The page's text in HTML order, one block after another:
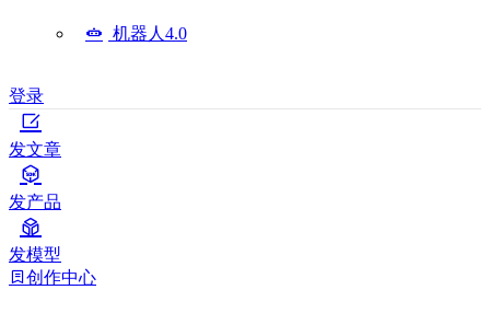
机器人4.0
登录
发文章
发产品
发模型
创作中心